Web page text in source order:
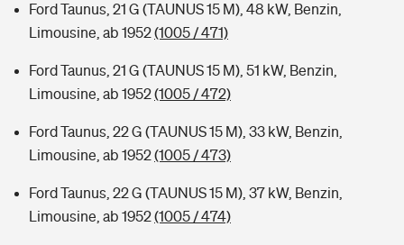
Ford Taunus, 21 G (TAUNUS 15 M), 48 kW, Benzin,
Limousine, ab 1952(1005 / 471)
Ford Taunus, 21 G (TAUNUS 15 M), 51 kW, Benzin,
Limousine, ab 1952(1005 / 472)
Ford Taunus, 22 G (TAUNUS 15 M), 33 kW, Benzin,
Limousine, ab 1952(1005 / 473)
Ford Taunus, 22 G (TAUNUS 15 M), 37 kW, Benzin,
Limousine, ab 1952(1005 / 474)